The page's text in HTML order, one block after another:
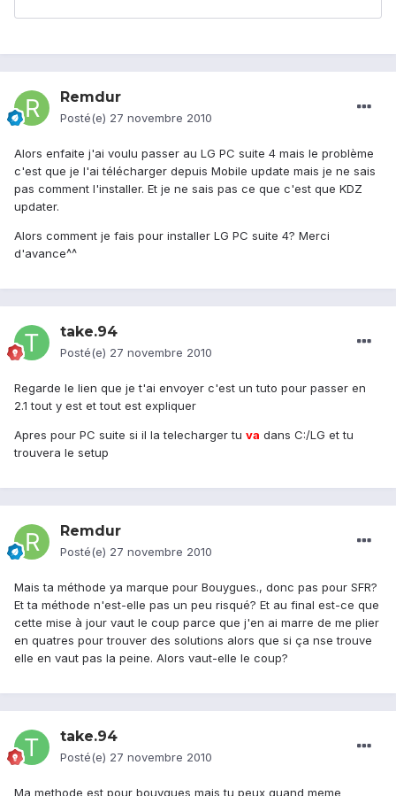
Remdur
Posté(e) 27 novembre 2010
Alors enfaite j'ai voulu passer au LG PC suite 4 mais le problème
c'est que je l'ai télécharger depuis Mobile update mais je ne sais
pas comment l'installer. Et je ne sais pas ce que c'est que KDZ
updater.
Alors comment je fais pour installer LG PC suite 4? Merci
d'avance^^
take.94
Posté(e) 27 novembre 2010
Regarde le lien que je t'ai envoyer c'est un tuto pour passer en
2.1 tout y est et tout est expliquer
Apres pour PC suite si il la telecharger tu va dans C:/LG et tu
trouvera le setup
Remdur
Posté(e) 27 novembre 2010
Mais ta méthode ya marque pour Bouygues., donc pas pour SFR?
Et ta méthode n'est-elle pas un peu risqué? Et au final est-ce que
cette mise à jour vaut le coup parce que j'en ai marre de me plier
en quatres pour trouver des solutions alors que si ça nse trouve
elle en vaut pas la peine. Alors vaut-elle le coup?
take.94
Posté(e) 27 novembre 2010
Ma methode est pour bouygues mais tu peux quand meme